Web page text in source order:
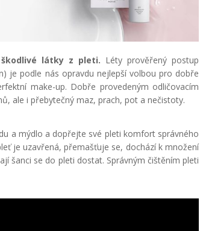
látky z pleti. Léty prověřený postup
je podle nás opravdu nejlepší volbou pro dobře
make-up. Dobře provedeným odličovacím
ale i přebytečný maz, prach, pot a nečistoty.
a mýdlo a dopřejte své pleti komfort správného
je uzavřená, přemašťuje se, dochází k množení
šanci se do pleti dostat. Správným čištěním pleti